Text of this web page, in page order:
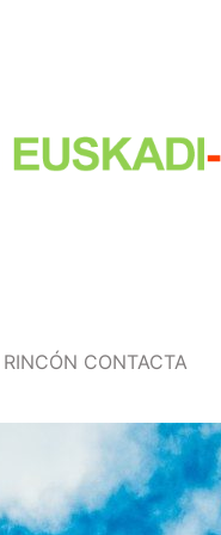
RINCÓN CONTACTA
RINCÓN CONTACTA